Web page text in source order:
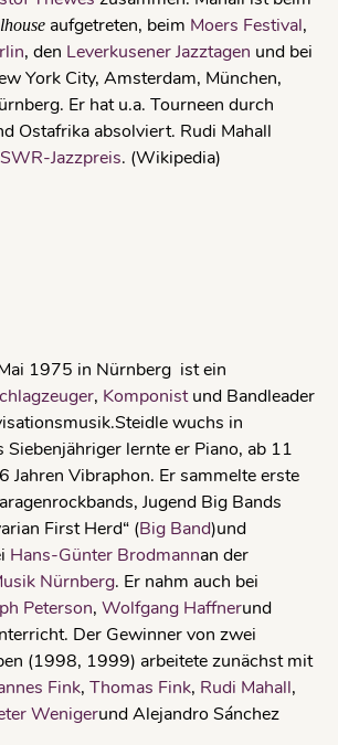
aufgetreten, beim Moers Festival,
, den Leverkusener Jazztagen und bei
York City, Amsterdam, München,
Er hat u.a. Tourneen durch
Ostafrika absolviert. Rudi Mahall
SWR-Jazzpreis. (Wikipedia)
1975 in Nürnberg ist ein
, Komponistund Bandleader
wuchs in
lernte er Piano, ab 11
Jahren Vibraphon. Er sammelte erste
Jugend Big Bands
First Herd“ (Big Band)und
Hans-Günter Brodmannan der
Nürnberg. Er nahm auch bei
Peterson, Wolfgang Haffnerund
Der Gewinner von zwei
(1998, 1999) arbeitete zunächst mit
Fink, Thomas Fink, Rudi Mahall,
Wenigerund Alejandro Sánchez